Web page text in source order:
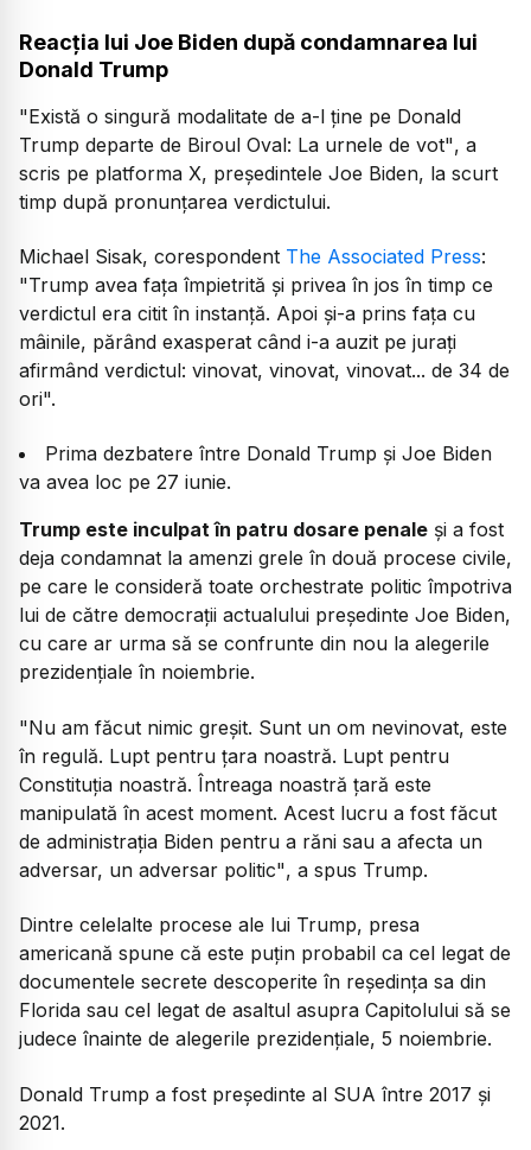
Reacția lui Joe Biden după condamnarea lui
Donald Trump
"Există o singură modalitate de a-l ține pe Donald
Trump departe de Biroul Oval: La urnele de vot", a
scris pe platforma X, președintele Joe Biden, la scurt
timp după pronunțarea verdictului.
Michael Sisak, corespondent The Associated Press:
"Trump avea fața împietrită și privea în jos în timp ce
verdictul era citit în instanță. Apoi și-a prins fața cu
mâinile, părând exasperat când i-a auzit pe jurați
afirmând verdictul: vinovat, vinovat, vinovat... de 34 de
ori".
Prima dezbatere între Donald Trump şi Joe Biden
va avea loc pe 27 iunie.
Trump este inculpat în patru dosare penale şi a fost
deja condamnat la amenzi grele în două procese civile,
pe care le consideră toate orchestrate politic împotriva
lui de către democraţii actualului preşedinte Joe Biden,
cu care ar urma să se confrunte din nou la alegerile
prezidenţiale în noiembrie.
"Nu am făcut nimic greșit. Sunt un om nevinovat, este
în regulă. Lupt pentru țara noastră. Lupt pentru
Constituția noastră. Întreaga noastră țară este
manipulată în acest moment. Acest lucru a fost făcut
de administrația Biden pentru a răni sau a afecta un
adversar, un adversar politic", a spus Trump.
Dintre celelalte procese ale lui Trump, presa
americană spune că este puțin probabil ca cel legat de
documentele secrete descoperite în reședința sa din
Florida sau cel legat de asaltul asupra Capitolului să se
judece înainte de alegerile prezidențiale, 5 noiembrie.
Donald Trump a fost președinte al SUA între 2017 și
2021.